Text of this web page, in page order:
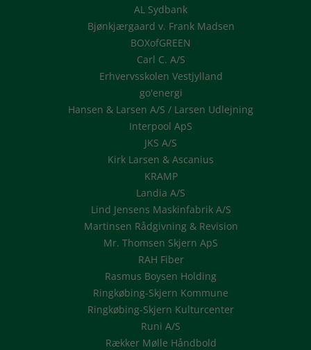
AL Sydbank
Bjønkjærgaard v. Frank Madsen
BOXofGREEN
Carl C. A/S
Erhvervsskolen Vestjylland
go'energi
Hansen & Larsen A/S / Larsen Udlejning
Interpool ApS
JKS A/S
Kirk Larsen & Ascanius
KRAMP
Landia A/S
Lind Jensens Maskinfabrik A/S
Martinsen Rådgivning & Revision
Mr. Thomsen Skjern ApS
RAH Fiber
Rasmus Boysen Holding
Ringkøbing-Skjern Kommune
Ringkøbing-Skjern Kulturcenter
Runi A/S
Rækker Mølle Håndbold